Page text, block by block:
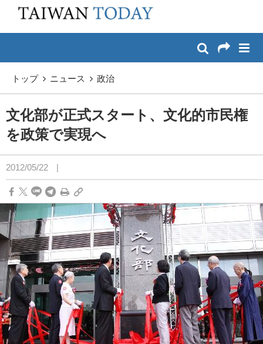
メイン コンテンツへスキップ
トップ ニュース 政治
文化部が正式スタート、文化的市民権
を政策で実現へ
2012/05/22 |